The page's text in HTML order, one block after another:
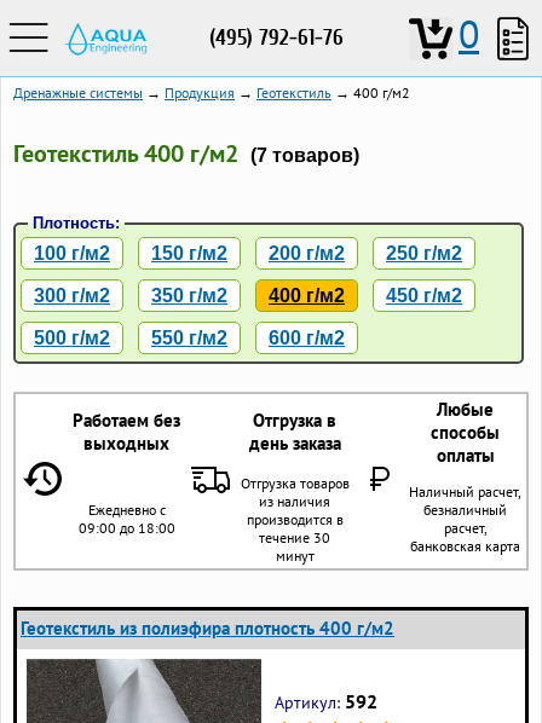
(495) 792-61-76 0
Дренажные системы → Продукция → Геотекстиль → 400 г/м2
Геотекстиль 400 г/м2 (7 товаров)
Плотность:
100 г/м2 150 г/м2 200 г/м2 250 г/м2
300 г/м2 350 г/м2 400 г/м2 450 г/м2
500 г/м2 550 г/м2 600 г/м2
Работаем без
выходных
Отгрузка в
день заказа
Любые
способы
оплаты
Ежедневно с
09:00 до 18:00
Отгрузка товаров
из наличия
производится в
течение 30
минут
Наличный расчет,
безналичный
расчет,
банковская карта
Геотекстиль из полиэфира плотность 400 г/м2
Артикул: 592